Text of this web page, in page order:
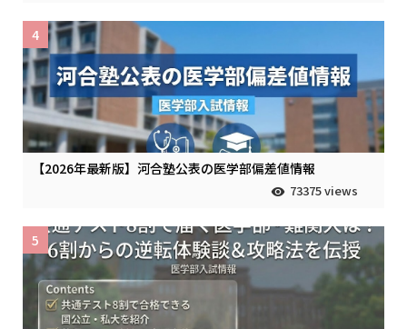
【2026年最新版】河合塾公表の医学部偏差値情報
73375 views
4
5